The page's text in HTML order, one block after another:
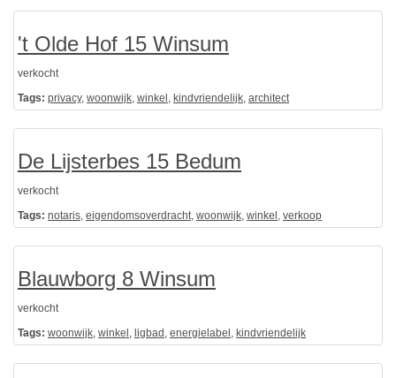
't Olde Hof 15 Winsum
verkocht
Tags: privacy, woonwijk, winkel , kindvriendelijk, architect
De Lijsterbes 15 Bedum
verkocht
Tags: notaris, eigendomsoverdracht, woonwijk, winkel , verkoop
Blauwborg 8 Winsum
verkocht
Tags: woonwijk, winkel , ligbad , energielabel , kindvriendelijk